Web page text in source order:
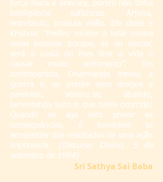
força física e bravura, porém não tinha
inteligência suficiente. Arjuna,
entretanto, possuía visão. Ele disse a
Krishna: “Prefiro morrer a lutar contra
essas pessoas porque, se eu vencer,
será à custa de lhes tirar a vida e
causar muito sofrimento”. Em
contrapartida, Dharmaraja travou a
guerra e, ao perder seus amigos e
parentes, sentou-se, abatido,
lamentando tudo o que havia ocorrido!
Quando se age sem prever as
consequências, é inevitável se
arrepender dos resultados de uma ação
impensada.
(Discurso Divino, 5 de
setembro de 1984)
Sri Sathya Sai Baba